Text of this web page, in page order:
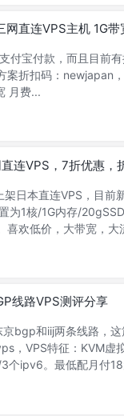
直连VPS主机 1G带
付宝付款，而且目前
案折扣码：newjapan，
核心 内存 硬盘 带宽 月费...
连VPS，7折优惠，
日本直连VPS，目前
为1核/1G内存/
喜欢低价，大带宽，大
线路VPS测评分享
bgp和iij两条线路，
，VPS特征：KVM虚
个ipv6。最低配月付